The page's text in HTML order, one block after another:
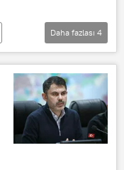
Daha fazlası 4